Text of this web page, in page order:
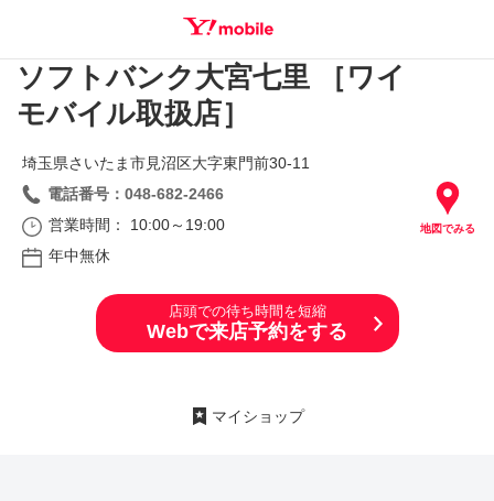
SEARCH
ソフトバンク大宮七里 ［ワイ
モバイル取扱店］
地図でみる
埼玉県さいたま市見沼区大字東門前30‐11
電話番号：048-682-2466
営業時間： 10:00～19:00
年中無休
店頭での待ち時間を短縮
Webで来店予約をする
マイショップ